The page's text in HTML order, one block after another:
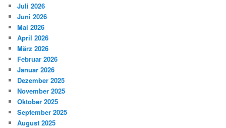
Juli 2026
Juni 2026
Mai 2026
April 2026
März 2026
Februar 2026
Januar 2026
Dezember 2025
November 2025
Oktober 2025
September 2025
August 2025